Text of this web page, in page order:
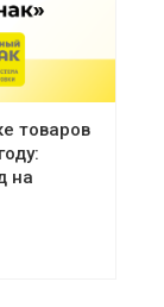
товаров
на